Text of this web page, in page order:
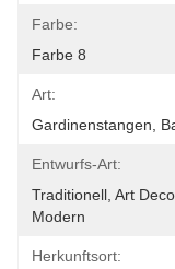
Farbe:
Farbe 8
Art:
Gardinenstangen,
Entwurfs-Art:
Traditionell, Art
Modern
Herkunftsort: